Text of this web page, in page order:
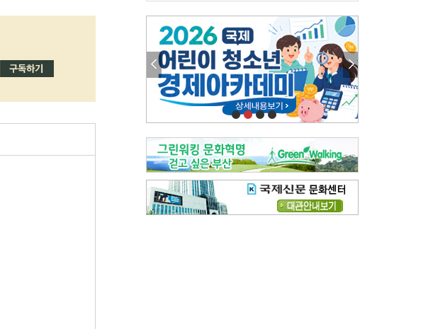
문재필-여름_저녁무렵의호수
이 한편의 시조[전체보기]
참선 /오기환
고향 /김진규
주말 영화 박스오피스[전체보기]
‘스파이더맨’ 개봉 5일 만에 300만 돌풍…박스오피스·예매율 동시 1위
‘호프’ 개봉 11일 만에 관객 300만…‘스파이더맨’ 예매율 68.8% 1위
오늘의 운세- [전체보기]
오늘의 운세- 2026년 8월 6일 (음 6월 24일)
오늘의 운세- 2026년 8월 5일 (음 6월 23일)
조해훈의 고전 속 이 문장 [전체보기]
입추 지났는데도 덥다며 신유안에게 보낸 박규수의 편지